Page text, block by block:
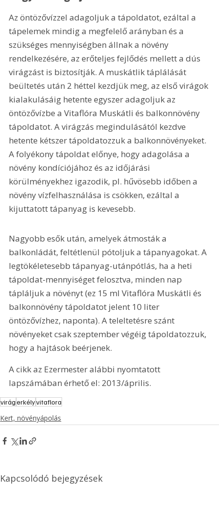
Az öntözővízzel adagoljuk a tápoldatot, ezáltal a
tápelemek mindig a megfelelő arányban és a
szükséges mennyiségben állnak a növény
rendelkezésére, az erőteljes fejlődés mellett a dús
virágzást is biztosítják. A muskátlik táplálását
beültetés után 2 héttel kezdjük meg, az első virágok
kialakulásáig hetente egyszer adagoljuk az
öntözővízbe a Vitaflóra Muskátli és balkonnövény
tápoldatot. A virágzás megindulásától kezdve
hetente kétszer tápoldatozzuk a balkonnövényeket.
A folyékony tápoldat előnye, hogy adagolása a
növény kondíciójához és az időjárási
körülményekhez igazodik, pl. hűvösebb időben a
növény vízfelhasználása is csökken, ezáltal a
kijuttatott tápanyag is kevesebb.
Nagyobb esők után, amelyek átmosták a
balkonládát, feltétlenül pótoljuk a tápanyagokat. A
legtökéletesebb tápanyag-utánpótlás, ha a heti
tápoldat-mennyiséget felosztva, minden nap
tápláljuk a növényt (ez 15 ml Vitaflóra Muskátli és
balkonnövény tápoldatot jelent 10 liter
öntözővízhez, naponta). A teleltetésre szánt
növényeket csak szeptember végéig tápoldatozzuk,
hogy a hajtások beérjenek.
A cikk az Ezermester alábbi nyomtatott
lapszámában érhető el: 2013/április.
virágerkélyvitaflora
Kert, növényápolás
Kapcsolódó bejegyzések